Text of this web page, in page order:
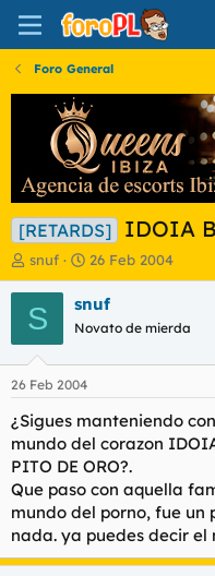
Foro General
[RETARDS] IDOIA
I
n
i
c
a
d
o
r
d
e
t
e
m
snuf
F
e
c
a
i
n
c
i
o
26 Feb 2004
S snuf
Novato de mierda
26 Feb 2004
¿Sigues manteniendo
mundo del corazon
PITO DE ORO?.
Que paso con aquella
mundo del porno, fue un
nada. ya puedes decir el